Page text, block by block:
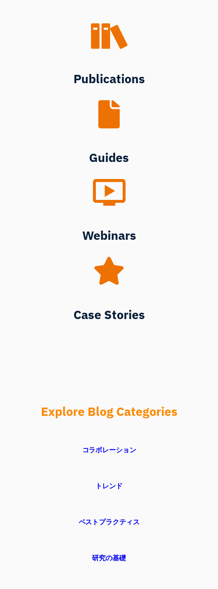
Publications
Guides
Webinars
Case Stories
Explore Blog Categories
コラボレーション
トレンド
ベストプラクティス
研究の基礎